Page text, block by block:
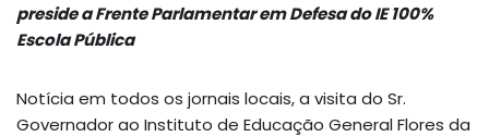
preside a Frente Parlamentar em Defesa do IE 100%
Escola Pública
Notícia em todos os jornais locais, a visita do Sr.
Governador ao Instituto de Educação General Flores da